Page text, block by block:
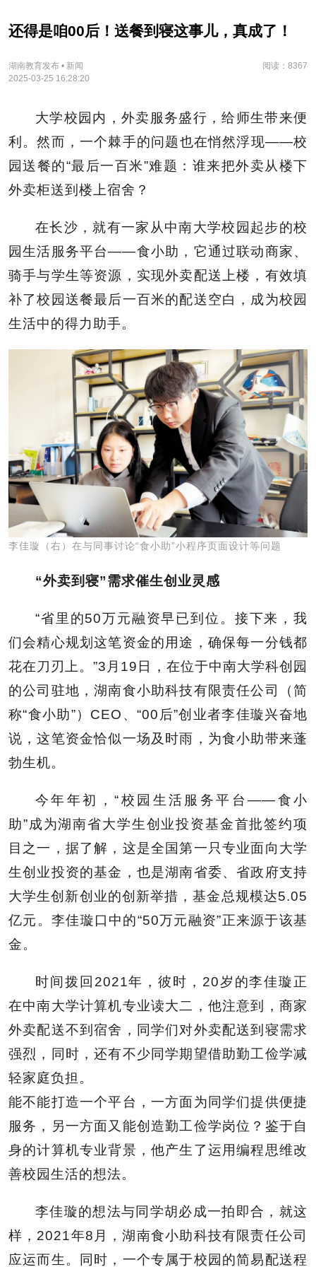
还得是咱00后！送餐到寝这事儿，真成了！
湖南教育发布 • 新闻
阅读：8367
2025-03-25 16:28:20
大学校园内，外卖服务盛行，给师生带来便
利。然而，一个棘手的问题也在悄然浮现——校
园送餐的“最后一百米”难题：谁来把外卖从楼下
外卖柜送到楼上宿舍？
在长沙，就有一家从中南大学校园起步的校
园生活服务平台——食小助，它通过联动商家、
骑手与学生等资源，实现外卖配送上楼，有效填
补了校园送餐最后一百米的配送空白，成为校园
生活中的得力助手。
李佳璇（右）在与同事讨论“食小助”小程序页面设计等问题
“外卖到寝”需求催生创业灵感
“省里的50万元融资早已到位。接下来，我
们会精心规划这笔资金的用途，确保每一分钱都
花在刀刃上。”3月19日，在位于中南大学科创园
的公司驻地，湖南食小助科技有限责任公司（简
称“食小助”）CEO、“00后”创业者李佳璇兴奋地
说，这笔资金恰似一场及时雨，为食小助带来蓬
勃生机。
今年年初，“校园生活服务平台——食小
助”成为湖南省大学生创业投资基金首批签约项
目之一，据了解，这是全国第一只专业面向大学
生创业投资的基金，也是湖南省委、省政府支持
大学生创新创业的创新举措，基金总规模达5.05
亿元。李佳璇口中的“50万元融资”正来源于该基
金。
时间拨回2021年，彼时，20岁的李佳璇正
在中南大学计算机专业读大二，他注意到，商家
外卖配送不到宿舍，同学们对外卖配送到寝需求
强烈，同时，还有不少同学期望借助勤工俭学减
轻家庭负担。
能不能打造一个平台，一方面为同学们提供便捷
服务，另一方面又能创造勤工俭学岗位？鉴于自
身的计算机专业背景，他产生了运用编程思维改
善校园生活的想法。
李佳璇的想法与同学胡必成一拍即合，就这
样，2021年8月，湖南食小助科技有限责任公司
应运而生。同时，一个专属于校园的简易配送程